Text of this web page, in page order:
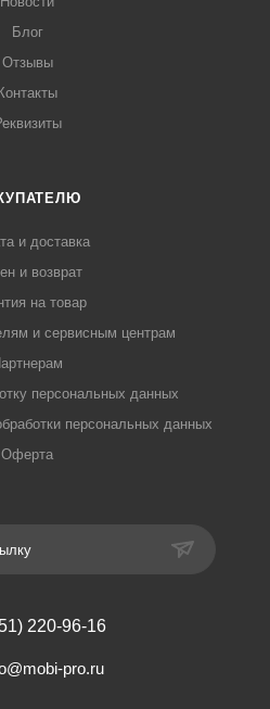
Блог
Отзывы
Контакты
и доставка
и возврат
на товар
и сервисным центрам
персональных данных
персональных данных
Оферта
220-96-16
pro.ru